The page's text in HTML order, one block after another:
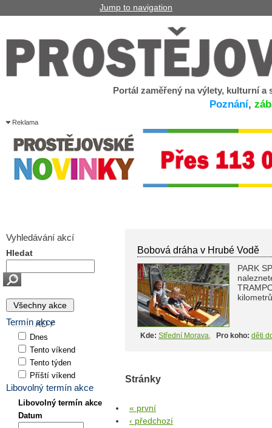
Jump to navigation
Portál zaměřený na výlety, kulturní
Poznání,
Reklama
Bobová dráha v Hrubé Vodě
PARK
Kde: Střední Morava, Pro koho: děti
Stránky
« první
‹ předchozí
Vyhledávání akcí
Hledat
Termín akce
Dnes
Tento víkend
Tento týden
Příští víkend
Libovolný termín akce
Libovolný termín akce
Datum